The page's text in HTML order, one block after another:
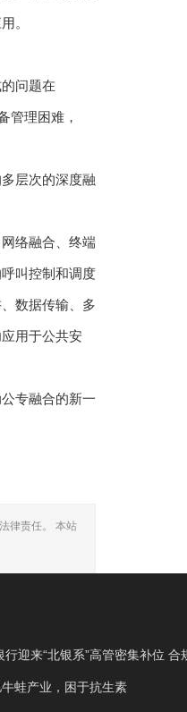
。
问题在
管理困难，
层次的深度融
络融合、终端
叫控制和调度
数据传输、多
用于公共安
专融合的新一
律责任。 本站
行迎来“北银系”高管密集补位 合
蛙产业，困于抗生素